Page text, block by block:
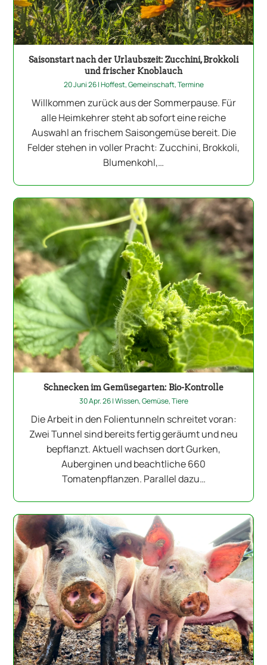
Saisonstart nach der Urlaubszeit: Zucchini, Brokkoli
und frischer Knoblauch
20 Juni 26|Hoffest,Gemeinschaft,Termine
Willkommen zurück aus der Sommerpause. Für
alle Heimkehrer steht ab sofort eine reiche
Auswahl an frischem Saisongemüse bereit. Die
Felder stehen in voller Pracht: Zucchini, Brokkoli,
Blumenkohl,…
Schnecken im Gemüsegarten: Bio-Kontrolle
30 Apr. 26|Wissen,Gemüse,Tiere
Die Arbeit in den Folientunneln schreitet voran:
Zwei Tunnel sind bereits fertig geräumt und neu
bepflanzt. Aktuell wachsen dort Gurken,
Auberginen und beachtliche 660
Tomatenpflanzen. Parallel dazu…